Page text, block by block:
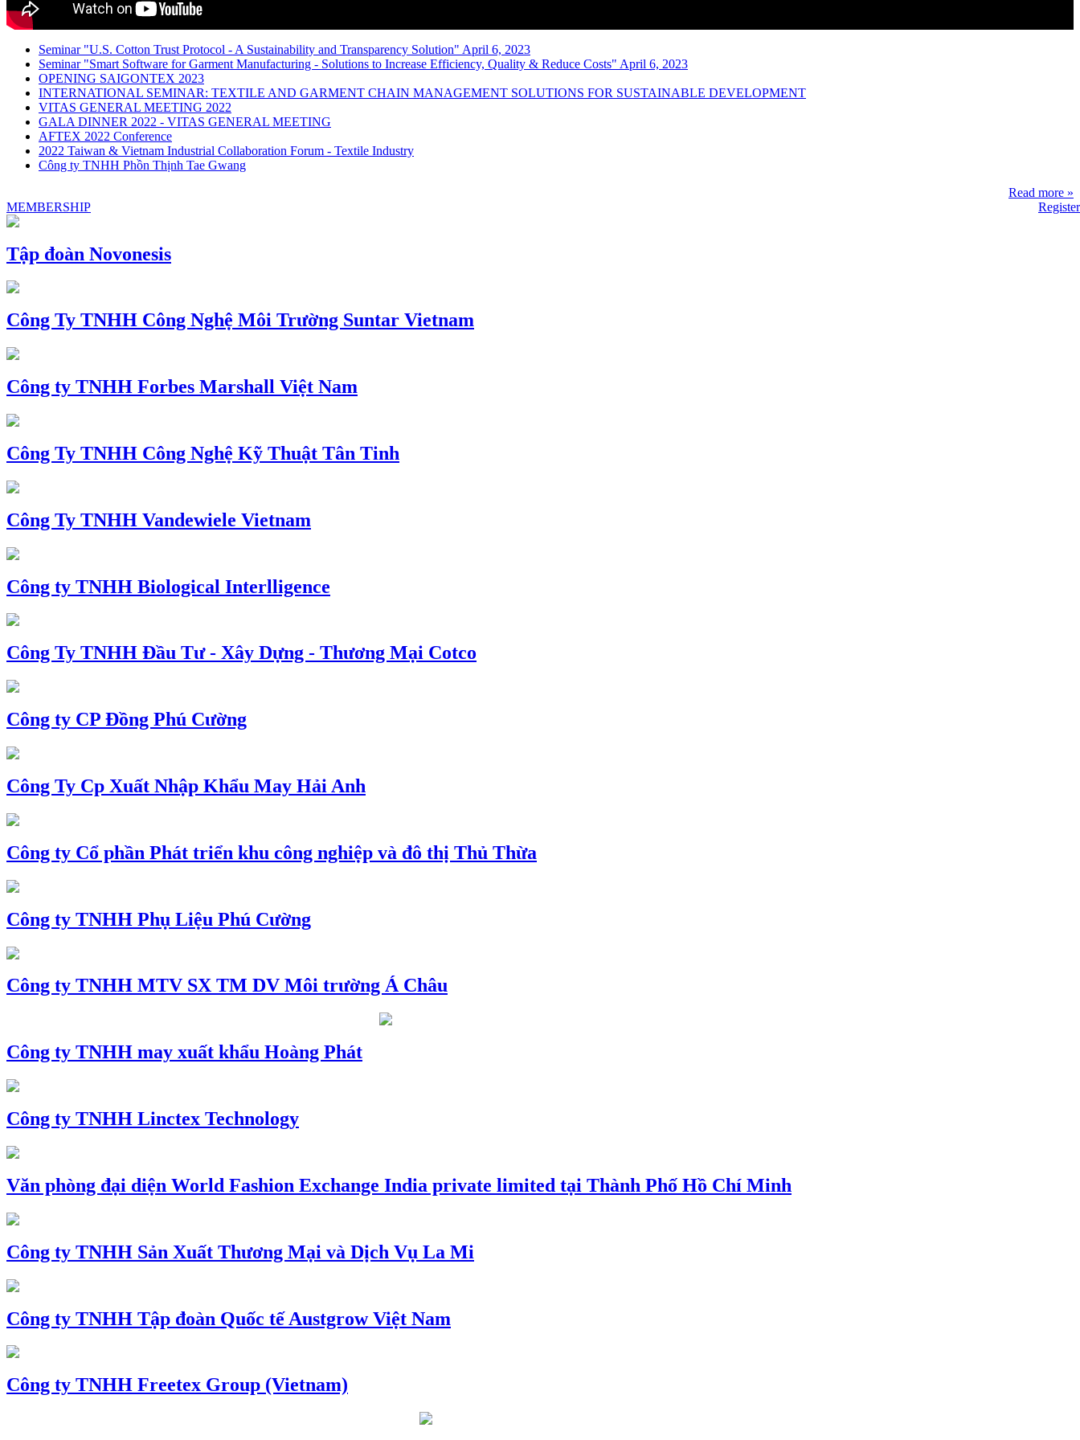
Seminar "U.S. Cotton Trust Protocol - A Sustainability and Transparency Solution" April 6, 2023
Seminar "Smart Software for Garment Manufacturing - Solutions to Increase Efficiency, Quality & Reduce Costs" April 6, 2023
OPENING SAIGONTEX 2023
INTERNATIONAL SEMINAR: TEXTILE AND GARMENT CHAIN MANAGEMENT SOLUTIONS FOR SUSTAINABLE DEVELOPMENT
VITAS GENERAL MEETING 2022
GALA DINNER 2022 - VITAS GENERAL MEETING
AFTEX 2022 Conference
2022 Taiwan & Vietnam Industrial Collaboration Forum - Textile Industry
Công ty TNHH Phồn Thịnh Tae Gwang
Read more »
MEMBERSHIP
Register
Tập đoàn Novonesis
Công Ty TNHH Công Nghệ Môi Trường Suntar Vietnam
Công ty TNHH Forbes Marshall Việt Nam
Công Ty TNHH Công Nghệ Kỹ Thuật Tân Tinh
Công Ty TNHH Vandewiele Vietnam
Công ty TNHH Biological Interlligence
Công Ty TNHH Đầu Tư - Xây Dựng - Thương Mại Cotco
Công ty CP Đồng Phú Cường
Công Ty Cp Xuất Nhập Khẩu May Hải Anh
Công ty Cổ phần Phát triển khu công nghiệp và đô thị Thủ Thừa
Công ty TNHH Phụ Liệu Phú Cường
Công ty TNHH MTV SX TM DV Môi trường Á Châu
Công ty TNHH may xuất khẩu Hoàng Phát
Công ty TNHH Linctex Technology
Văn phòng đại diện World Fashion Exchange India private limited tại Thành Phố Hồ Chí Minh
Công ty TNHH Sản Xuất Thương Mại và Dịch Vụ La Mi
Công ty TNHH Tập đoàn Quốc tế Austgrow Việt Nam
Công ty TNHH Freetex Group (Vietnam)